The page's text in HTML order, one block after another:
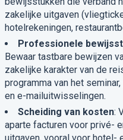
zakelijke uitgaven
hotelrekeningen,
Professionele
Bewaar tastbare bewijzen
zakelijke karakter van de
programma van het
en e-mailuitwisselingen.
Scheiding van kosten:
aparte facturen voor privé-